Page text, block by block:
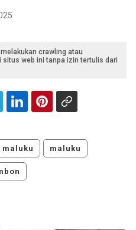
crawling atau
web ini tanpa izin tertulis dari
maluku